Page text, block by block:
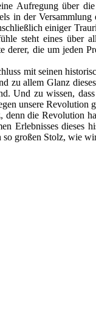
Aufregung über
in der
einiger
steht eines über
derer, die um jeden
mit seinen
zu allem Glanz
Und zu wissen,
unsere Revolution
die Revolution
Erlebnisses dieses
so großen Stolz, wie